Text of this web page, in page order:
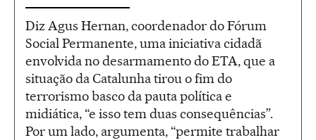
Diz Agus Hernan, coordenador do Fórum
Social Permanente, uma iniciativa cidadã
envolvida no desarmamento do ETA, que a
situação da Catalunha tirou o fim do
terrorismo basco da pauta política e
midiática, “e isso tem duas consequências”.
Por um lado, argumenta, “permite trabalhar